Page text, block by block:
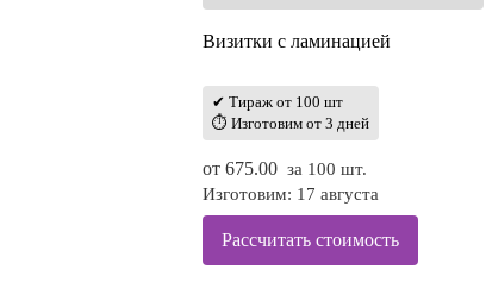
Визитки с ламинацией
✔ Тираж от 100 шт
⏱ Изготовим от 3 дней
от 675.00 за 100 шт.
Изготовим: 17 августа
Рассчитать стоимость